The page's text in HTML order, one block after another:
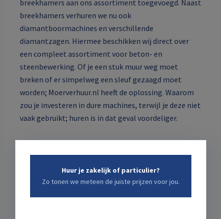
breekhamers aan ons assortiment toegevoegd. Naast
breekhamers verhuren we nu ook
diamantboormachines en verschillende
diamantzagen. Hiermee beschikken wij direct over
een compleet assortiment voor beton- en
steenbewerking. Of je een stuk muur weg moet
breken of er simpelweg een sleuf gezaagd moet
worden; Moerverhuur.nl heeft de oplossing. Waarom
zou je investeren in dure machines, terwijl je deze niet
vaak gebruikt; huren is in dat geval voordeliger.
Welke breekhamer past bij mijn
project?Huur je zakelijk of particulier?
Zo tonen we meteen de juiste prijzen voor jou.